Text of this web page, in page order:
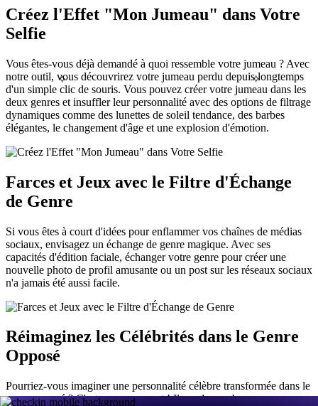
✧ ✧
Créez l'Effet "Mon Jumeau" dans Votre
Selfie
Vous êtes-vous déjà demandé à quoi ressemble votre jumeau ? Avec
notre outil, vous découvrirez votre jumeau perdu depuis longtemps
d'un simple clic de souris. Vous pouvez créer votre jumeau dans les
deux genres et insuffler leur personnalité avec des options de filtrage
dynamiques comme des lunettes de soleil tendance, des barbes
élégantes, le changement d'âge et une explosion d'émotion.
Farces et Jeux avec le Filtre d'Échange
de Genre
Si vous êtes à court d'idées pour enflammer vos chaînes de médias
sociaux, envisagez un échange de genre magique. Avec ses
capacités d'édition faciale, échanger votre genre pour créer une
nouvelle photo de profil amusante ou un post sur les réseaux sociaux
n'a jamais été aussi facile.
Réimaginez les Célébrités dans le Genre
Opposé
Pourriez-vous imaginer une personnalité célèbre transformée dans le
genre opposé ? C'est assez amusant ! Il y a de nombreuses